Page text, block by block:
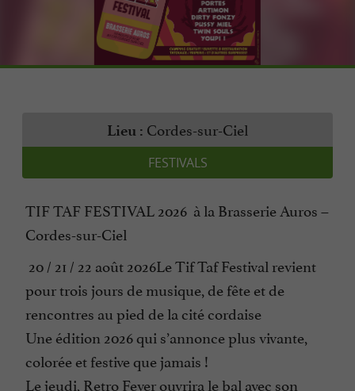
Lieu : Cordes-sur-Ciel
FESTIVALS
TIF TAF FESTIVAL 2026 à la Brasserie Auros –
Cordes-sur-Ciel
20 / 21 / 22 août 2026Le Tif Taf Festival revient
pour trois jours de musique, de fête et de
rencontres au pied de la cité cordaise
Une édition 2026 qui s’annonce plus vivante,
colorée et festive que jamais !
Le jeudi, Retro Fever ouvrira le bal avec son